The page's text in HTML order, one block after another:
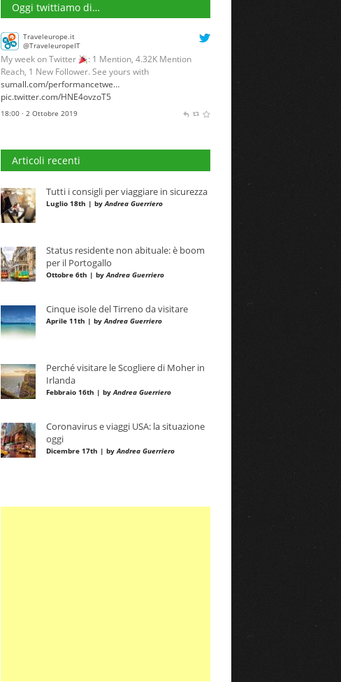
Oggi twittiamo di…
Traveleurope.it
@TraveleuropeIT
My week on Twitter
: 1 Mention, 4.32K Mention
Reach, 1 New Follower. See yours with
sumall.com/performancetwe…
pic.twitter.com/HNE4ovzoT5
18:00 · 2 Ottobre 2019
Articoli recenti
Tutti i consigli per viaggiare in sicurezza
Luglio 18th | byAndrea Guerriero
Status residente non abituale: è boom
per il Portogallo
Ottobre 6th | byAndrea Guerriero
Cinque isole del Tirreno da visitare
Aprile 11th | byAndrea Guerriero
Perché visitare le Scogliere di Moher in
Irlanda
Febbraio 16th | byAndrea Guerriero
Coronavirus e viaggi USA: la situazione
oggi
Dicembre 17th | byAndrea Guerriero